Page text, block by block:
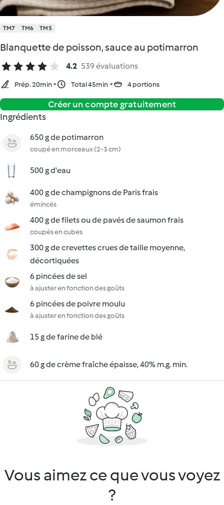
TM7 TM6 TM5
Blanquette de poisson, sauce au potimarron
4.2 539 évaluations
Prép. 20min Total 45min 4 portions
Créer un compte gratuitement
Ingrédients
650 g de potimarron
coupé en morceaux (2-3 cm)
500 g d'eau
400 g de champignons de Paris frais
émincés
400 g de filets ou de pavés de saumon frais
coupés en cubes
300 g de crevettes crues de taille moyenne,
décortiquées
6 pincées de sel
à ajuster en fonction des goûts
6 pincées de poivre moulu
à ajuster en fonction des goûts
15 g de farine de blé
60 g de crème fraîche épaisse, 40% m.g. min.
Vous aimez ce que vous voyez
?